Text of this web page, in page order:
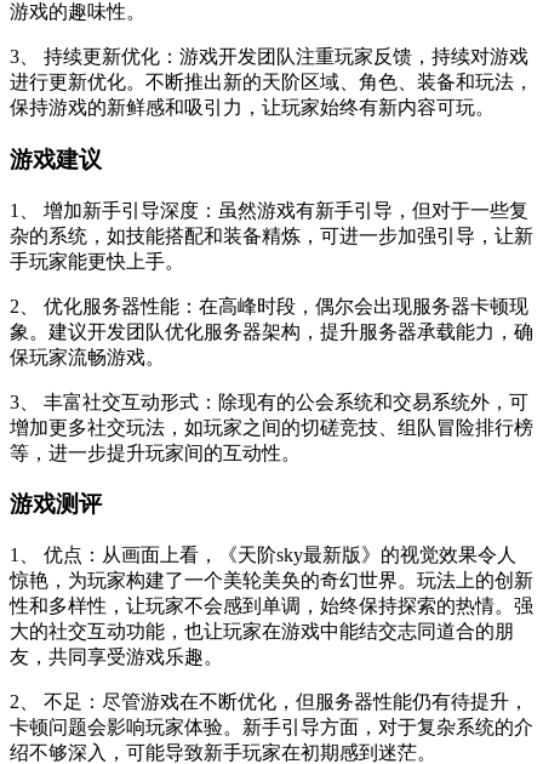
游戏的趣味性。
3、 持续更新优化：游戏开发团队注重玩家反馈，持续对游戏
进行更新优化。不断推出新的天阶区域、角色、装备和玩法，
保持游戏的新鲜感和吸引力，让玩家始终有新内容可玩。
游戏建议
1、 增加新手引导深度：虽然游戏有新手引导，但对于一些复
杂的系统，如技能搭配和装备精炼，可进一步加强引导，让新
手玩家能更快上手。
2、 优化服务器性能：在高峰时段，偶尔会出现服务器卡顿现
象。建议开发团队优化服务器架构，提升服务器承载能力，确
保玩家流畅游戏。
3、 丰富社交互动形式：除现有的公会系统和交易系统外，可
增加更多社交玩法，如玩家之间的切磋竞技、组队冒险排行榜
等，进一步提升玩家间的互动性。
游戏测评
1、 优点：从画面上看，《天阶sky最新版》的视觉效果令人
惊艳，为玩家构建了一个美轮美奂的奇幻世界。玩法上的创新
性和多样性，让玩家不会感到单调，始终保持探索的热情。强
大的社交互动功能，也让玩家在游戏中能结交志同道合的朋
友，共同享受游戏乐趣。
2、 不足：尽管游戏在不断优化，但服务器性能仍有待提升，
卡顿问题会影响玩家体验。新手引导方面，对于复杂系统的介
绍不够深入，可能导致新手玩家在初期感到迷茫。